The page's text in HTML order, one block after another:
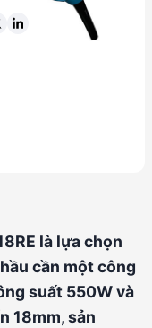
là lựa chọn
cần một công
suất 550W và
18mm, sản